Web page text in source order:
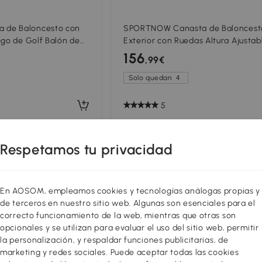
de Baloncesto con
de Golf Balón de
Centro de
de +3 Años
SPORTNOW Canasta de
Exterior con Ruedas Altura
235-305 cm Base Rellenable y
Peso Negro
156,99€
Solo quedan 4
5
Comparar
Respetamos tu privacidad
En AOSOM, empleamos cookies y tecnologías análogas propias y
de terceros en nuestro sitio web. Algunas son esenciales para el
correcto funcionamiento de la web, mientras que otras son
opcionales y se utilizan para evaluar el uso del sitio web, permitir
la personalización, y respaldar funciones publicitarias, de
marketing y redes sociales. Puede aceptar todas las cookies